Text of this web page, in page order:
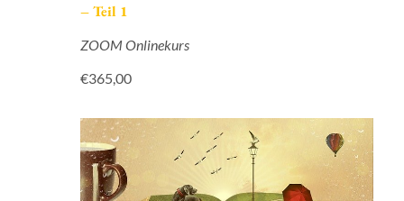
– Teil 1
ZOOM Onlinekurs
€365,00